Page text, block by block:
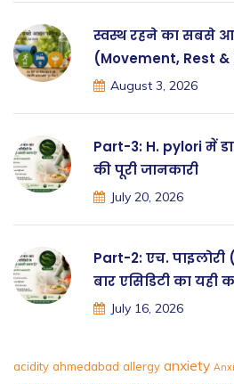
स्वस्थ रहने का सबसे
(Movement, Rest &
August 3, 2026
Part-3: H. pylori में
की पूरी जानकारी
July 20, 2026
Part-2: एच. पाइलोरी
बार एसिडिटी का यही
July 16, 2026
acidity ahmedabad allergy anxiety